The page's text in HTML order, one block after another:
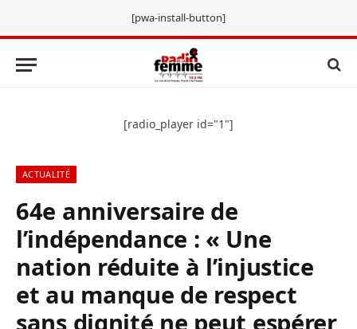
[pwa-install-button]
[radio_player id="1"]
ACTUALITÉ
64e anniversaire de
l’indépendance : « Une
nation réduite à l’injustice
et au manque de respect
sans dignité ne peut espérer